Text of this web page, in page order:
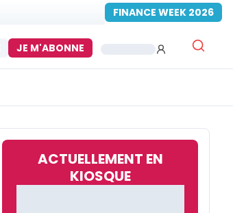
FINANCE WEEK 2026
JE M'ABONNE
ACTUELLEMENT EN
KIOSQUE